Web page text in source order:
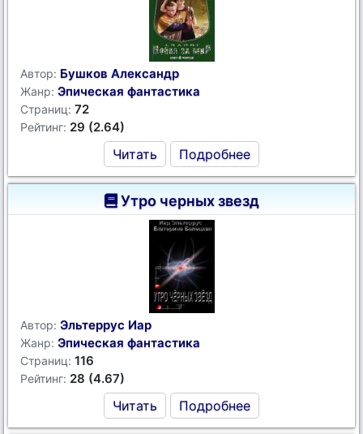
Автор: Бушков Александр
Жанр: Эпическая фантастика
Страниц: 72
Рейтинг: 29 (2.64)
Читать Подробнее
Утро черных звезд
Автор: Эльтеррус Иар
Жанр: Эпическая фантастика
Страниц: 116
Рейтинг: 28 (4.67)
Читать Подробнее